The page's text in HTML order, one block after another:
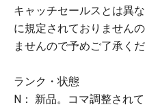
キャッチセールスとは異
に規定されておりません
ませんので予めご了承くだ
ランク・状態
N： 新品。コマ調整され